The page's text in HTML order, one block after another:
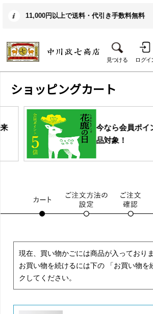
11,000円以上で送料・代引き手数料無料
見つける ログイ
ショッピングカート
今なら会員ポイント5倍！全商
品対象！
現在、買い物かごには商品が入っておりま
お買い物を続けるには下の 「お買い物を
クしてください。